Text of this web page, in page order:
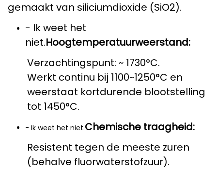
gemaakt van siliciumdioxide (SiO2).
- Ik weet het
niet.Hoogtemperatuurweerstand:
Verzachtingspunt: ~ 1730°C.
Werkt continu bij 1100~1250°C en
weerstaat kortdurende blootstelling
tot 1450°C.
- Ik weet het niet.Chemische traagheid:
Resistent tegen de meeste zuren
(behalve fluorwaterstofzuur).